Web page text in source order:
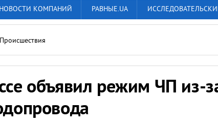
НОВОСТИ КОМПАНИЙ РАВНЫЕ.UA
Происшествия
объявил режим ЧП из-